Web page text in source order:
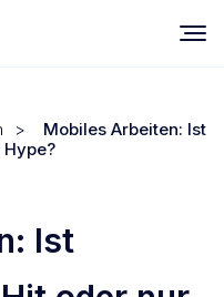
>
Mobiles Arbeiten: Ist
Ist